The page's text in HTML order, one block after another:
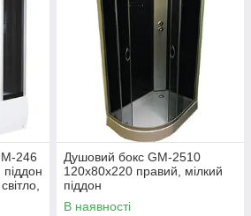
246
Душовий бокс GM-2510
120x80x220 правий, мілкий
піддон
В наявності